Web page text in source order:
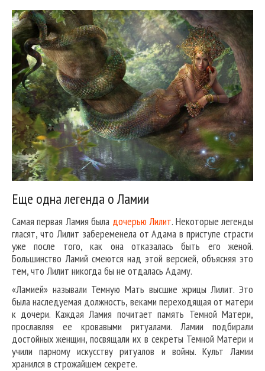
Еще одна легенда о Ламии
Самая первая Ламия была дочерью Лилит. Некоторые легенды
гласят, что Лилит забеременела от Адама в приступе страсти
уже после того, как она отказалась быть его женой.
Большинство Ламий смеются над этой версией, объясняя это
тем, что Лилит никогда бы не отдалась Адаму.
«Ламией» называли Темную Мать высшие жрицы Лилит. Это
была наследуемая должность, веками переходящая от матери
к дочери. Каждая Ламия почитает память Темной Матери,
прославляя ее кровавыми ритуалами. Ламии подбирали
достойных женщин, посвящали их в секреты Темной Матери и
учили парному искусству ритуалов и войны. Культ Ламии
хранился в строжайшем секрете.